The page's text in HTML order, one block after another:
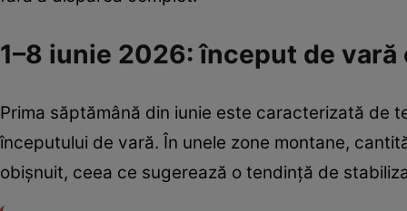
1–8 iunie 2026: început de
Prima săptămână din iunie este caracterizată de
începutului de vară. În unele zone montane,
obișnuit, ceea ce sugerează o tendință de